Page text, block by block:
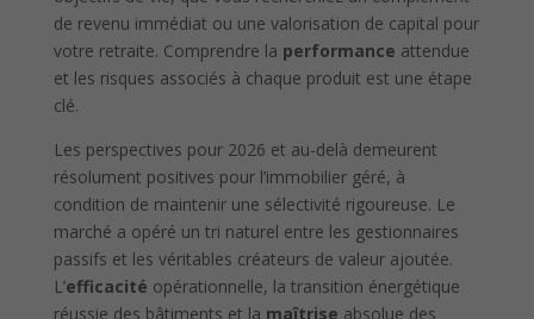
de revenu immédiat ou une valorisation de capital pour
votre retraite. Comprendre la performance attendue
et les risques associés à chaque produit est une étape
clé.
Les perspectives pour 2026 et au-delà demeurent
résolument positives pour l’immobilier géré, à
condition de maintenir une sélectivité rigoureuse. Le
marché a opéré un tri naturel entre les gestionnaires
passifs et les véritables créateurs de valeur ajoutée.
L’efficacité opérationnelle, la transition énergétique
réussie des bâtiments et la maîtrise absolue des